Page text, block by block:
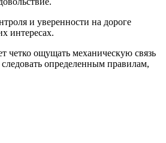
и уверенности на дороге
интересах.
четко ощущать механическую связь
определенным правилам,